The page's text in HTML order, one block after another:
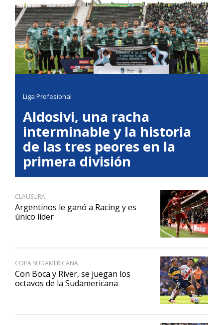
Liga Profesional
Aldosivi, una racha
interminable y la historia
de las tres peores en la
primera división
CLAUSURA
Argentinos le ganó a Racing y es
único líder
COPA SUDAMERICANA
Con Boca y River, se juegan los
octavos de la Sudamericana